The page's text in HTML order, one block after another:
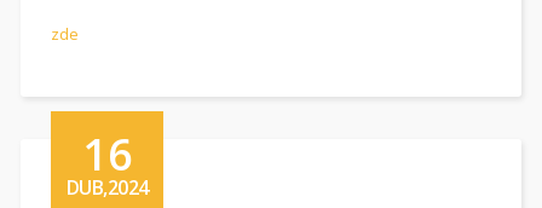
zde
16
DUB,2024